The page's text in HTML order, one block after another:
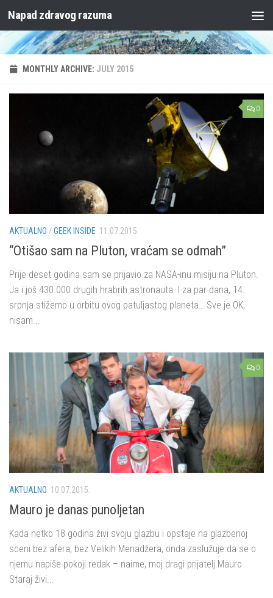
Skip to content
Napad zdravog razuma
MONTHLY ARCHIVE: JULY 2015
0
AKTUALNO /GEEK INSIDE 11.07.2015.
“Otišao sam na Pluton, vraćam se odmah”
Prije deset godina sam se prijavio za NASA-inu misiju na Pluton.
Ja i još 430.000 drugih hrabrih astronauta. I za par dana, 14.
srpnja stižemo u orbitu ovog patuljastog planeta… Sve je OK,
nisam...
0
AKTUALNO 10.07.2015.
Mauro je danas punoljetan
Kada netko 18 godina živi svoju glazbu i opstaje na glazbenoj
sceni bez afera, bez Velikih Menadžera, onda zaslužuje da se o
njemu napiše pokoji redak – naime, moj dragi prijatelj Mauro
Staraj živi...